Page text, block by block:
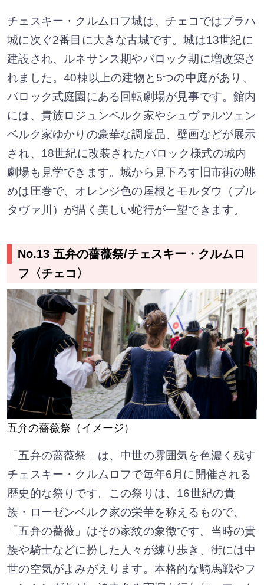
チェスキー・クルムロフ城は、チェコではプラハ
城に次ぐ2番目に大きな古城です。城は13世紀に
建設され、ルネサンス期やバロック期に増改築さ
れました。40棟以上の建物と5つの中庭があり、
バロック式庭園にある回転劇場が見事です。館内
には、貴族ロジュンベルク家やシュヴァルツェン
ベルク家ゆかりの豪華な調度品、壁画などが展示
され、18世紀に改装されたバロック様式の城内
劇場も見学できます。城から見下ろす旧市街の眺
めは圧巻で、オレンジ色の屋根とモルダウ（ブル
タヴァ川）が描く美しい蛇行が一望できます。
No.13 五弁の薔薇祭/チェスキー・クルムロ
フ〈チェコ〉
五弁の薔薇祭（イメージ）
「五弁の薔薇祭」は、中世の雰囲気を色濃く残す
チェスキー・クルムロフで毎年6月に開催される
歴史的な祭りです。この祭りは、16世紀の貴
族・ローゼンベルク家の栄華を称えるもので、
「五弁の薔薇」はその家紋の象徴です。当時の貴
族や騎士などに扮した人々が練り歩き、街には中
世の空気がよみがえります。本格的な騎馬戦やフ